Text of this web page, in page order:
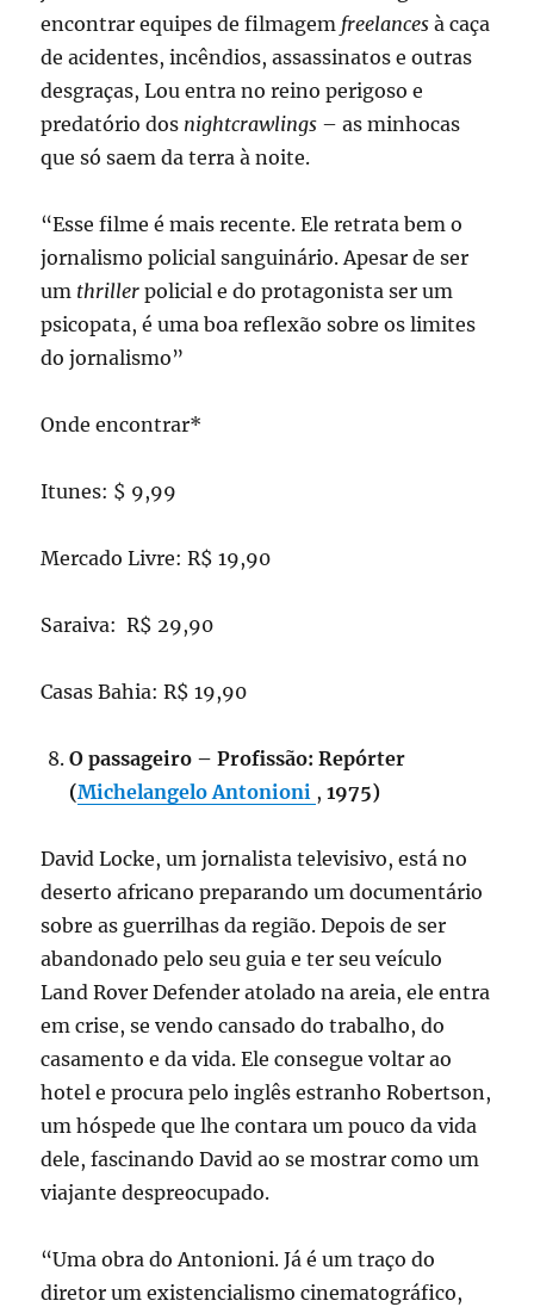
encontrar equipes de filmagem freelances à caça
de acidentes, incêndios, assassinatos e outras
desgraças, Lou entra no reino perigoso e
predatório dos nightcrawlings – as minhocas
que só saem da terra à noite.
“Esse filme é mais recente. Ele retrata bem o
jornalismo policial sanguinário. Apesar de ser
um thrillerpolicial e do protagonista ser um
psicopata, é uma boa reflexão sobre os limites
do jornalismo”
Onde encontrar*
Itunes: $ 9,99
Mercado Livre: R$ 19,90
Saraiva: R$ 29,90
Casas Bahia: R$ 19,90
O passageiro – Profissão: Repórter
(Michelangelo Antonioni ,1975)
David Locke, um jornalista televisivo, está no
deserto africano preparando um documentário
sobre as guerrilhas da região. Depois de ser
abandonado pelo seu guia e ter seu veículo
Land Rover Defender atolado na areia, ele entra
em crise, se vendo cansado do trabalho, do
casamento e da vida. Ele consegue voltar ao
hotel e procura pelo inglês estranho Robertson,
um hóspede que lhe contara um pouco da vida
dele, fascinando David ao se mostrar como um
viajante despreocupado.
“Uma obra do Antonioni. Já é um traço do
diretor um existencialismo cinematográfico,